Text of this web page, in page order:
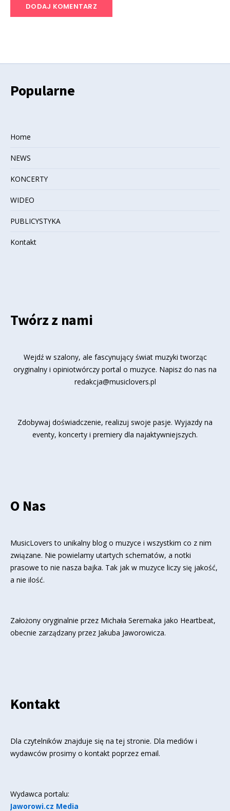
Popularne
Home
NEWS
KONCERTY
WIDEO
PUBLICYSTYKA
Kontakt
Twórz z nami
Wejdź w szalony, ale fascynujący świat muzyki tworząc
oryginalny i opiniotwórczy portal o muzyce. Napisz do nas na
redakcja@musiclovers.pl
Zdobywaj doświadczenie, realizuj swoje pasje. Wyjazdy na
eventy, koncerty i premiery dla najaktywniejszych.
O Nas
MusicLovers to unikalny blog o muzyce i wszystkim co z nim
związane. Nie powielamy utartych schematów, a notki
prasowe to nie nasza bajka. Tak jak w muzyce liczy się jakość,
a nie ilość.
Założony oryginalnie przez Michała Seremaka jako Heartbeat,
obecnie zarządzany przez Jakuba Jaworowicza.
Kontakt
Dla czytelników znajduje się na tej stronie. Dla mediów i
wydawców prosimy o kontakt poprzez email.
Wydawca portalu:
Jaworowi.cz Media